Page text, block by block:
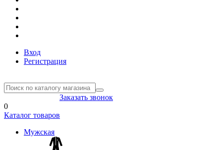
Вход
Регистрация
Заказать звонок
0
Каталог товаров
Мужская